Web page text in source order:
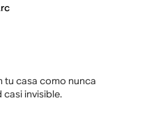
tu casa como nunca
invisible.